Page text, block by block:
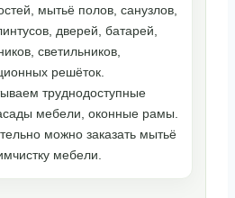
мытьё полов, санузлов,
дверей, батарей,
светильников,
решёток.
труднодоступные
мебели, оконные рамы.
можно заказать мытьё
мебели.